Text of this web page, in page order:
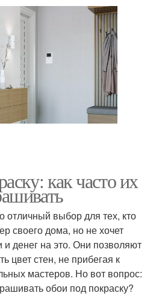
как часто их
отличный выбор для тех, кто
своего дома, но не хочет
и денег на это. Они позволяют
цвет стен, не прибегая к
мастеров. Но вот вопрос:
обои под покраску?